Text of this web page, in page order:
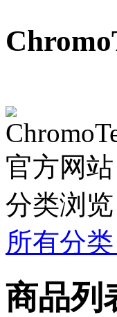
官方网站
分类浏览
所有分类
商品列